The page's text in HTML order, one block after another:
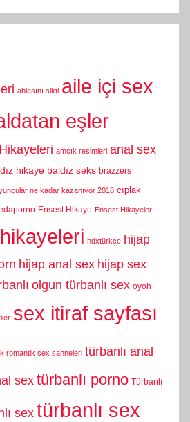
ablasını sikti aile içi sex
eşler
amcık resimleri anal sex
hikaye baldız seks brazzers
ne kadar kazanıyor 2018 cıplak
Ensest Hikaye Ensest Hikayeler
hdxtürkçe hijap
hijap anal sex hijap sex
olgun türbanlı sex oyoh
sex itiraf sayfası
romantik sex sahneleri türbanlı anal
sex türbanlı porno Türbanlı
sex türbanlı sex